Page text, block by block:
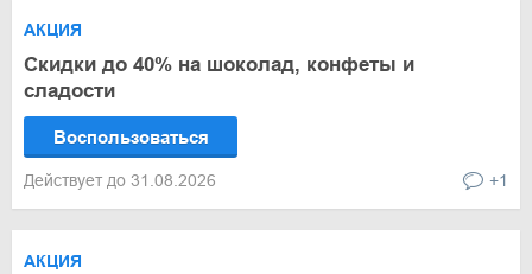
АКЦИЯ
Скидки до 40% на шоколад, конфеты и
сладости
Воспользоваться
Действует до 31.08.2026 +1
АКЦИЯ